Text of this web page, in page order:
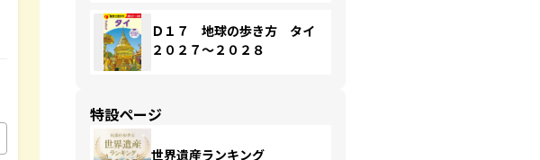
Ｄ１７ 地球の歩き方 タイ
２０２７～２０２８
特設ページ
世界遺産ランキング